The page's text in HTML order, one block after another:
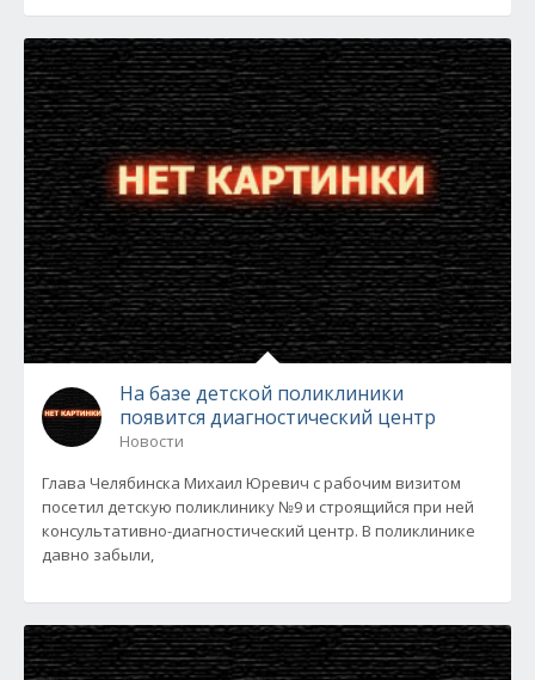
На базе детской поликлиники
появится диагностический центр
Новости
Глава Челябинска Михаил Юревич с рабочим визитом
посетил детскую поликлинику №9 и строящийся при ней
консультативно-диагностический центр. В поликлинике
давно забыли,